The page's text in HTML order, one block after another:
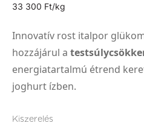
33 300 Ft/kg
Innovatív rost italpor
hozzájárul a
energiatartalmú étrend
joghurt ízben.
Kiszerelés